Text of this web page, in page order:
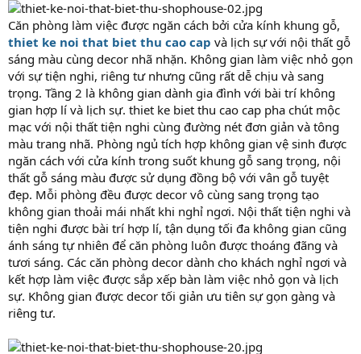
Căn phòng làm việc được ngăn cách bởi cửa kính khung gỗ,
thiet ke noi that biet thu cao cap và lịch sự với nội thất gỗ
sáng màu cùng decor nhã nhặn. Không gian làm việc nhỏ gọn
với sự tiện nghi, riêng tư nhưng cũng rất dễ chịu và sang
trọng. Tầng 2 là không gian dành gia đình với bài trí không
gian hợp lí và lịch sự. thiet ke biet thu cao cap pha chút mộc
mạc với nội thất tiện nghi cùng đường nét đơn giản và tông
màu trang nhã. Phòng ngủ tích hợp không gian vệ sinh được
ngăn cách với cửa kính trong suốt khung gỗ sang trọng, nội
thất gỗ sáng màu được sử dụng đồng bộ với vân gỗ tuyệt
đẹp. Mỗi phòng đều được decor vô cùng sang trọng tạo
không gian thoải mái nhất khi nghỉ ngơi. Nội thất tiện nghi và
tiện nghi được bài trí hợp lí, tận dụng tối đa không gian cũng
ánh sáng tự nhiên để căn phòng luôn được thoáng đãng và
tươi sáng. Các căn phòng decor dành cho khách nghỉ ngơi và
kết hợp làm việc được sắp xếp bàn làm việc nhỏ gọn và lịch
sự. Không gian được decor tối giản ưu tiên sự gọn gàng và
riêng tư.